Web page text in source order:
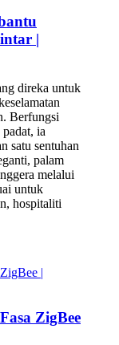
|
direka untuk
Berfungsi
ia
satu sentuhan
palam
melalui
untuk
hospitaliti
ZigBee